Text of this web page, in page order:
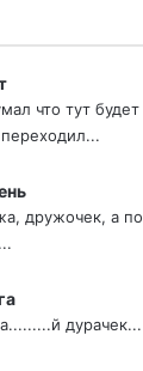
что тут
переходил...
дружочек, а
дурачек...